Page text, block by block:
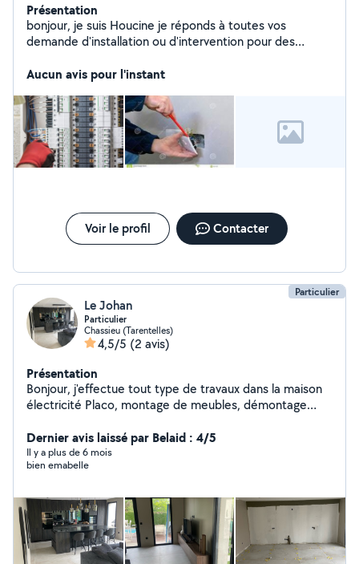
Présentation
bonjour, je suis Houcine je réponds à toutes vos
demande d'installation ou d'intervention pour des
pose d'interrupteurs, prises électriques. plus de 20
Aucun avis pour l'instant
Voir le profil Contacter
Particulier
Le Johan
Particulier
Chassieu (Tarentelles)
4,5/5 (2 avis)
Présentation
Bonjour, j'effectue tout type de travaux dans la maison
électricité Placo, montage de meubles, démontage
Dernier avis laissé par Belaid : 4/5
Il y a plus de 6 mois
bien emabelle